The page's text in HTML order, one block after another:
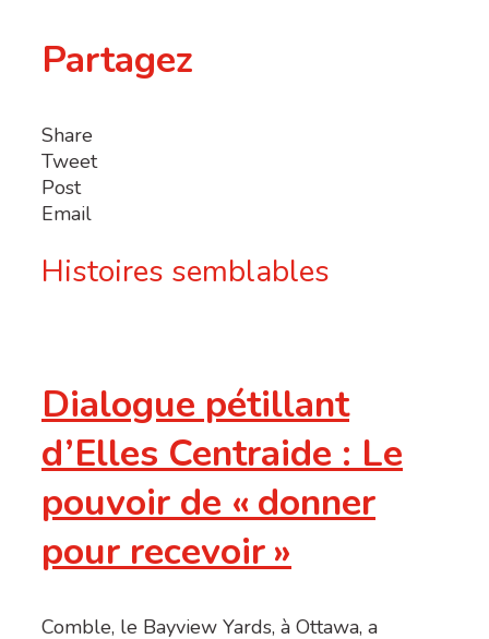
Partagez
Share
Tweet
Post
Email
Histoires semblables
Dialogue pétillant
d’Elles Centraide : Le
pouvoir de « donner
pour recevoir »
Comble, le Bayview Yards, à Ottawa, a